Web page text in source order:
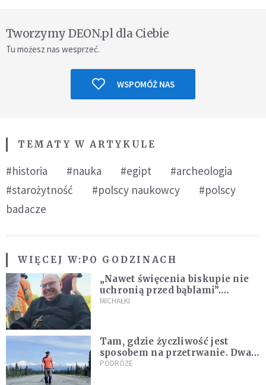
Tworzymy DEON.pl dla Ciebie
Tu możesz nas wesprzeć.
WSPOMÓŻ NAS
TEMATY W ARTYKULE
#historia #nauka #egipt
#archeologia
#starożytność
#polscy naukowcy
#polscy
badacze
WIĘCEJ W:PO GODZINACH
„Nawet święcenia biskupie nie
uchronią przed bąblami”.
Archidiecezja pokazała
MICHAŁKI
Tam, gdzie życzliwość jest
sposobem na przetrwanie. Dwa
tygodnie na Alasce [REPORTAŻ]
PODRÓŻE